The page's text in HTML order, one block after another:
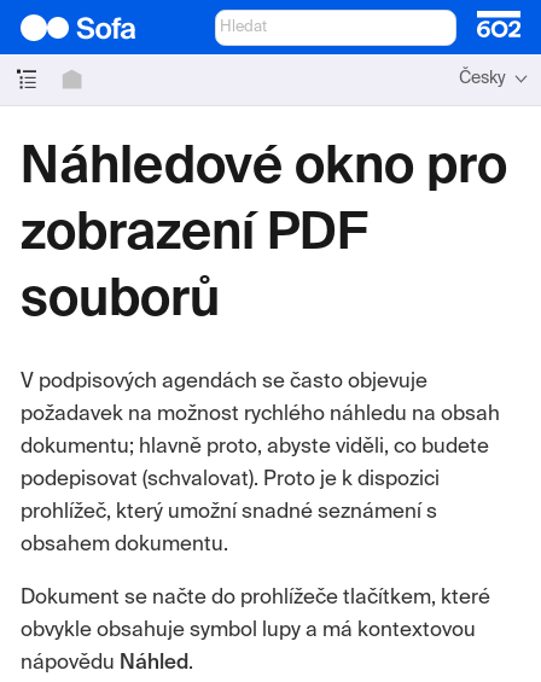
Česky
Náhledové okno pro
zobrazení PDF
souborů
V podpisových agendách se často objevuje
požadavek na možnost rychlého náhledu na obsah
dokumentu; hlavně proto, abyste viděli, co budete
podepisovat (schvalovat). Proto je k dispozici
prohlížeč, který umožní snadné seznámení s
obsahem dokumentu.
Dokument se načte do prohlížeče tlačítkem, které
obvykle obsahuje symbol lupy a má kontextovou
nápovědu Náhled.